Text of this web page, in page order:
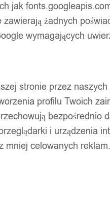
jak
żadnych
wymagających
stronie przez
profilu Twoich
bezpośrednio
i urządzenia
mniej celowanych reklam.